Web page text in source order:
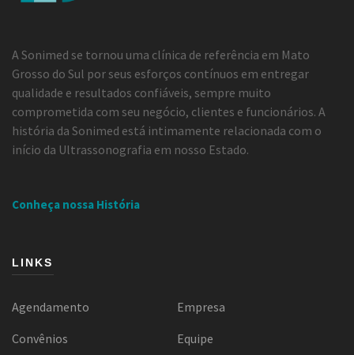
A Sonimed se tornou uma clínica de referência em Mato
Grosso do Sul por seus esforços contínuos em entregar
qualidade e resultados confiáveis, sempre muito
comprometida com seu negócio, clientes e funcionários. A
história da Sonimed está intimamente relacionada com o
início da Ultrassonografia em nosso Estado.
Conheça nossa História
LINKS
Agendamento
Empresa
Convênios
Equipe